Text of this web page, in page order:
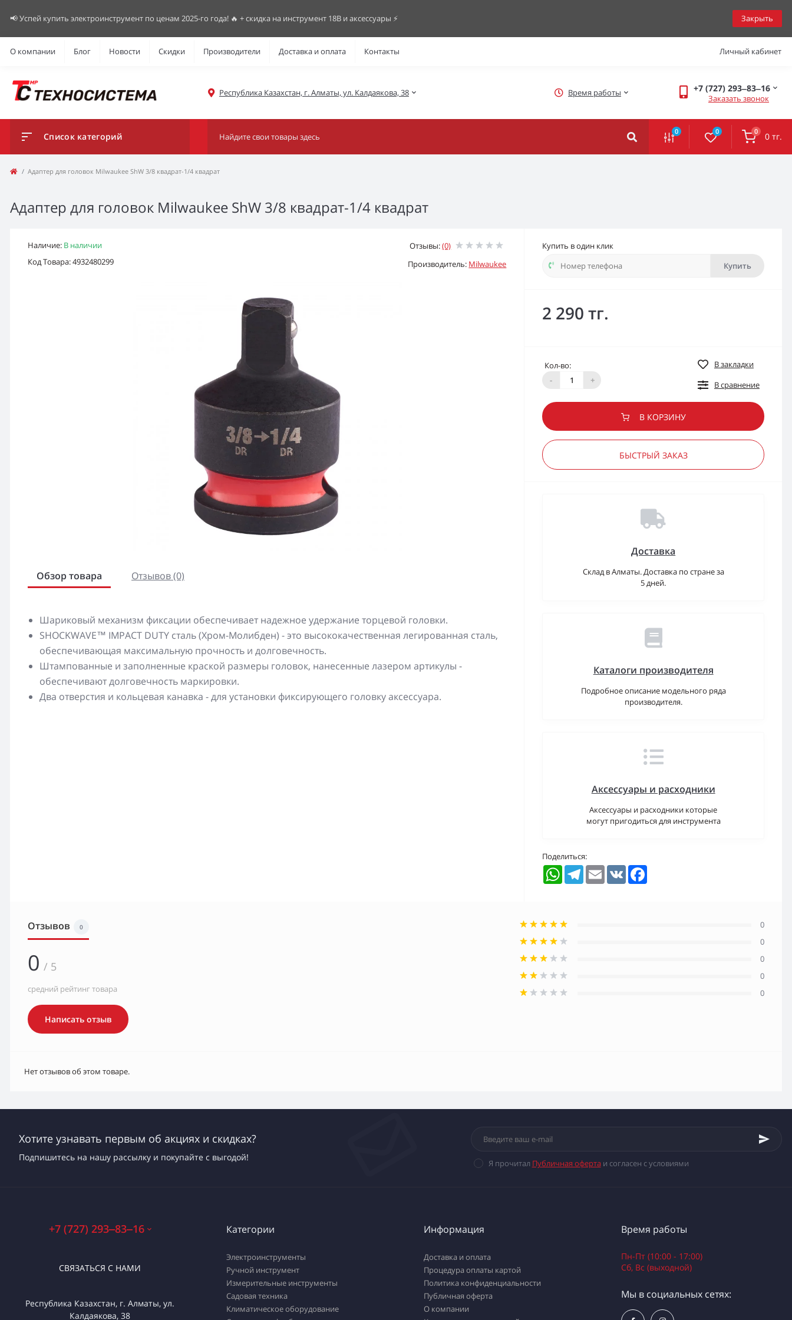
📢 Успей купить электроинструмент по ценам 2025-го года! 🔥 + скидка на инструмент 18В и аксессуары ⚡️ Закрыть
О компании Блог Новости Скидки Производители Доставка и оплата Контакты Личный кабинет
Республика Казахстан, г. Алматы, ул. Калдаякова, 38 Время работы +7 (727) 293‒83‒16
Заказать звонок
Список категорий 0 0 0 0 тг.
Адаптер для головок Milwaukee ShW 3/8 квадрат-1/4 квадрат
Адаптер для головок Milwaukee ShW 3/8 квадрат-1/4 квадрат
Наличие: В наличии
Код Товара: 4932480299
Отзывы:(0)
Производитель: Milwaukee
Обзор товара Отзывов (0)
Шариковый механизм фиксации обеспечивает надежное удержание торцевой головки.
SHOCKWAVE™ IMPACT DUTY сталь (Хром-Молибден) - это высококачественная легированная сталь,
обеспечивающая максимальную прочность и долговечность.
Штампованные и заполненные краской размеры головок, нанесенные лазером артикулы -
обеспечивают долговечность маркировки.
Два отверстия и кольцевая канавка - для установки фиксирующего головку аксессуара.
Купить в один клик
Купить
2 290 тг.
Кол-во:
-
+
В закладки
В сравнение
В КОРЗИНУ
БЫСТРЫЙ ЗАКАЗ
Доставка
Склад в Алматы. Доставка по стране за
5 дней.
Каталоги производителя
Подробное описание модельного ряда
производителя.
Аксессуары и расходники
Аксессуары и расходники которые
могут пригодиться для инструмента
Поделиться:
WhatsAppTelegramEmail VK
Отзывов 0
0 / 5
средний рейтинг товара
Написать отзыв
0
0
0
0
0
Нет отзывов об этом товаре.
Хотите узнавать первым об акциях и скидках?
Подпишитесь на нашу рассылку и покупайте с выгодой!
Я прочитал Публичная офертаи согласен с условиями
+7 (727) 293‒83‒16
СВЯЗАТЬСЯ С НАМИ
Республика Казахстан, г. Алматы, ул.
Калдаякова, 38
Категории
Электроинструменты
Ручной инструмент
Измерительные инструменты
Садовая техника
Климатическое оборудование
Информация
Доставка и оплата
Процедура оплаты картой
Политика конфиденциальности
Публичная оферта
О компании
Время работы
Пн-Пт (10:00 - 17:00)
Сб, Вс (выходной)
Мы в социальных сетях: